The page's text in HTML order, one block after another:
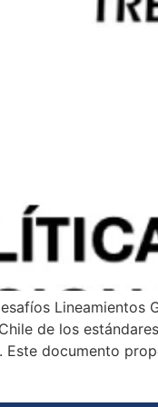
Lineamientos
de los
Este documento